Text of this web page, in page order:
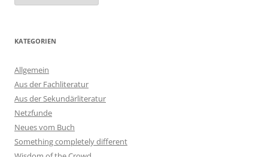
KATEGORIEN
Allgemein
Aus der Fachliteratur
Aus der Sekundärliteratur
Netzfunde
Neues vom Buch
Something completely different